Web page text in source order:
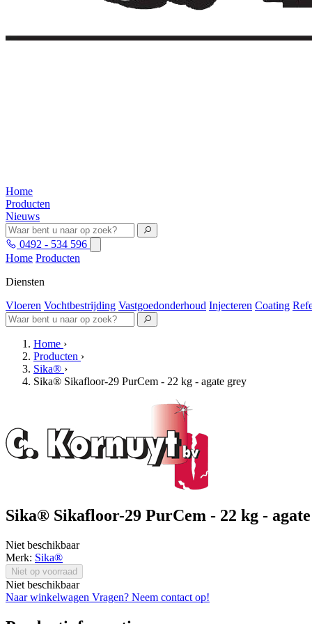
Home
Producten
Nieuws
0492 - 534 596
Home Producten
Diensten
Vloeren Vochtbestrijding Vastgoedonderhoud Injecteren Coating
Home ›
Producten ›
Sika® ›
Sika® Sikafloor-29 PurCem - 22 kg - agate grey
Sika® Sikafloor-29 PurCem - 22 kg -
Niet beschikbaar
Merk: Sika®
Niet op voorraad
Niet beschikbaar
Naar winkelwagen Vragen? Neem contact op!